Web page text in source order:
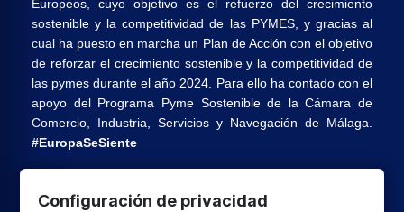
Europeos, cuyo objetivo es el refuerzo del crecimiento
sostenible y la competitividad de las PYMES, y gracias al
cual ha puesto en marcha un Plan de Acción con el objetivo
de reforzar el crecimiento sostenible y la competitividad de
las pymes durante el año 2024. Para ello ha contado con el
apoyo del Programa Pyme Sostenible de la Cámara de
Comercio, Industria, Servicios y Navegación de Málaga.
#EuropaSeSiente
Configuración de privacidad